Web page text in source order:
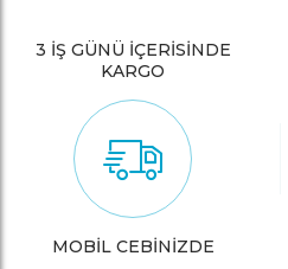
3 İŞ GÜNÜ İÇERİSİNDE
KARGO
MOBİL CEBİNİZDE